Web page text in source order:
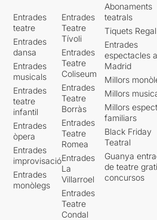
Entrades
teatre
Entrades
dansa
Entrades
musicals
Entrades
teatre
infantil
Entrades
òpera
Entrades
improvisació
Entrades
monòlegs
Entrades
Teatre
Tívoli
Entrades
Teatre
Coliseum
Entrades
Teatre
Borràs
Entrades
Teatre
Romea
Entrades
La
Villarroel
Entrades
Teatre
Condal
Abonaments
teatrals
Tiquets Regal
Entrades
espectacles a
Madrid
Millors
Millors
Millors
familiars
Black Friday
Teatral
Guanya
de teatre
concursos